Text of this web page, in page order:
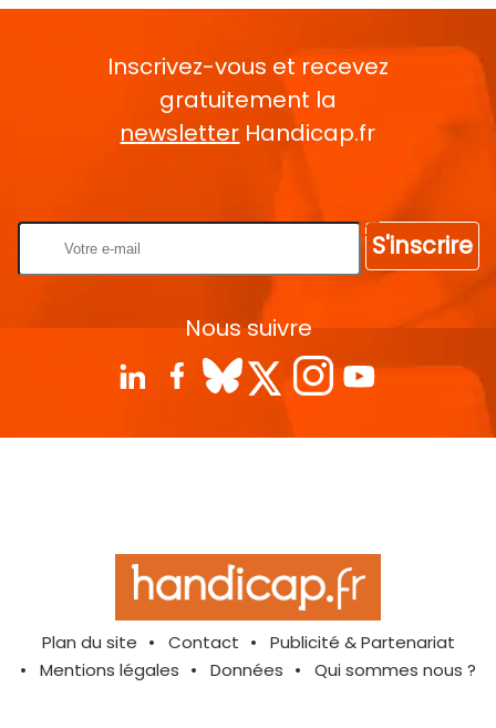
Inscrivez-vous et recevez
gratuitement la
newsletter Handicap.fr
S'inscrire
Nous suivre
Plan du site Contact
Publicité & Partenariat
Mentions légales
Données Qui sommes nous ?